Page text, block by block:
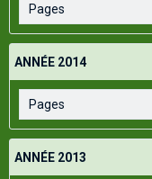
ANNÉE 2014
ANNÉE 2013